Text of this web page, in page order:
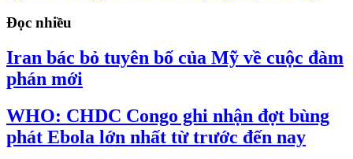
Đọc nhiều
Iran bác bỏ tuyên bố của Mỹ về cuộc đàm
phán mới
WHO: CHDC Congo ghi nhận đợt bùng
phát Ebola lớn nhất từ trước đến nay